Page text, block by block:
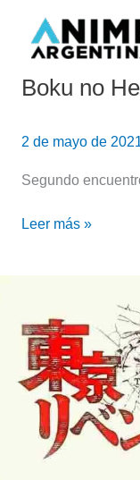
contenido
Boku no
2 de mayo de
Segundo
Boku
Academia
5ta
Review
Leer más »